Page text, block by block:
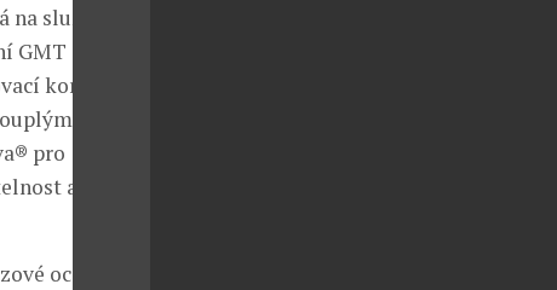
služební
a
korunka
pro
a
oceli 316L